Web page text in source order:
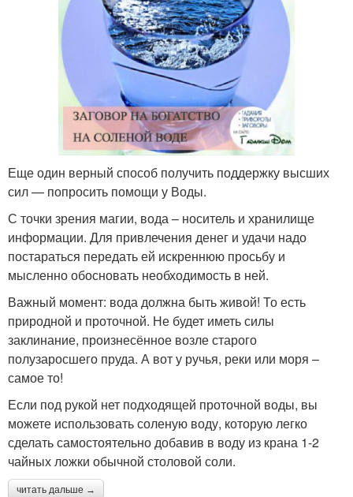
Еще один верный способ получить поддержку высших
сил — попросить помощи у Воды.
С точки зрения магии, вода – носитель и хранилище
информации. Для привлечения денег и удачи надо
постараться передать ей искреннюю просьбу и
мысленно обосновать необходимость в ней.
Важный момент: вода должна быть живой! То есть
природной и проточной. Не будет иметь силы
заклинание, произнесённое возле старого
полузаросшего пруда. А вот у ручья, реки или моря –
самое то!
Если под рукой нет подходящей проточной воды, вы
можете использовать соленую воду, которую легко
сделать самостоятельно добавив в воду из крана 1-2
чайных ложки обычной столовой соли.
читать дальше →